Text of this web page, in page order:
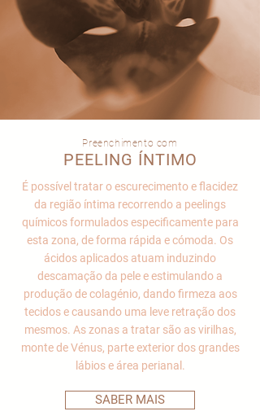
Preenchimento com
PEELING ÍNTIMO
É possível tratar o escurecimento e flacidez
da região íntima recorrendo a peelings
químicos formulados especificamente para
esta zona, de forma rápida e cómoda. Os
ácidos aplicados atuam induzindo
descamação da pele e estimulando a
produção de colagénio, dando firmeza aos
tecidos e causando uma leve retração dos
mesmos. As zonas a tratar são as virilhas,
monte de Vénus, parte exterior dos grandes
lábios e área perianal.
SABER MAIS